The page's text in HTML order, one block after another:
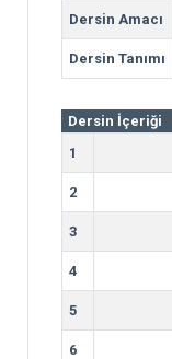
Dersin Amacı
Dersin Tanımı
Dersin İçeriği
1
2
3
4
5
6